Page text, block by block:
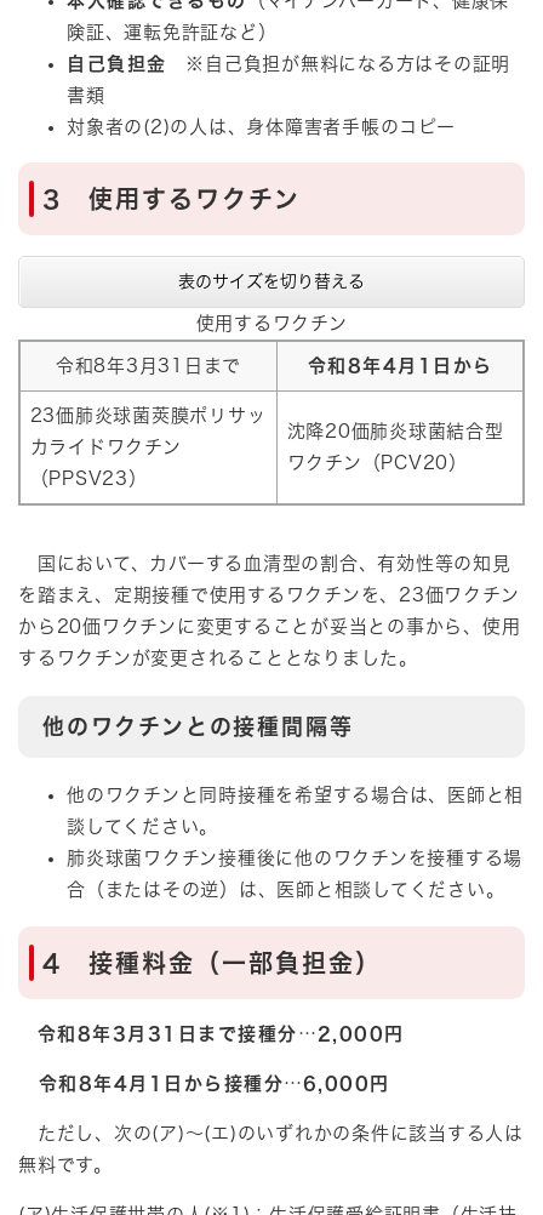
険証、運転免許証など）
自己負担金 ※自己負担が無料になる方はその証明
書類
対象者の(2)の人は、身体障害者手帳のコピー
3 使用するワクチン
表のサイズを切り替える
使用するワクチン
令和8年3月31日まで 令和8年4月1日から
23価肺炎球菌莢膜ポリサッ
カライドワクチン
（PPSV23）
沈降20価肺炎球菌結合型
ワクチン（PCV20）
国において、カバーする血清型の割合、有効性等の知見
を踏まえ、定期接種で使用するワクチンを、23価ワクチン
から20価ワクチンに変更することが妥当との事から、使用
するワクチンが変更されることとなりました。
他のワクチンとの接種間隔等
他のワクチンと同時接種を希望する場合は、医師と相
談してください。
肺炎球菌ワクチン接種後に他のワクチンを接種する場
合（またはその逆）は、医師と相談してください。
4 接種料金（一部負担金）
令和8年3月31日まで接種分 … 2,000円
令和8年4月1日から接種分…6,000円
ただし、次の(ア)～(エ)のいずれかの条件に該当する人は
無料です。